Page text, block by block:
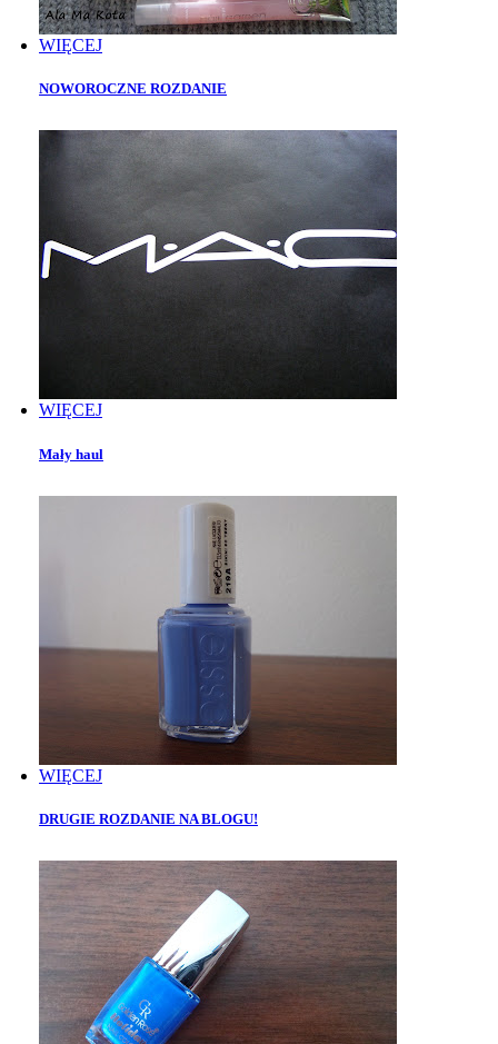
WIĘCEJ
NOWOROCZNE ROZDANIE
WIĘCEJ
Mały haul
WIĘCEJ
DRUGIE ROZDANIE NA BLOGU!